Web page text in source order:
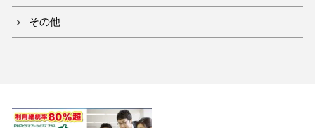
その他